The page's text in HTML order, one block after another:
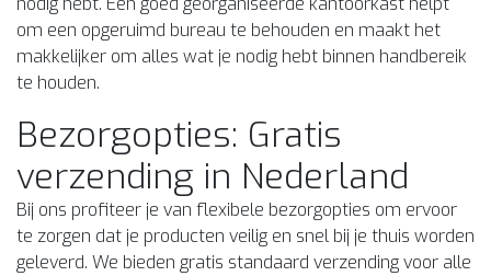
om een opgeruimd bureau te behouden en maakt het
makkelijker om alles wat je nodig hebt binnen handbereik
te houden.
Bezorgopties: Gratis
verzending in Nederland
Bij ons profiteer je van flexibele bezorgopties om ervoor
te zorgen dat je producten veilig en snel bij je thuis worden
geleverd. We bieden gratis standaard verzending voor alle